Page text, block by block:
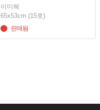
이미혜
65x53cm (15호)
판매됨